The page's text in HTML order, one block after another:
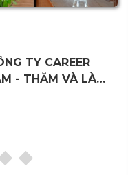
TY CAREER
- THĂM VÀ LÀM
ĐẲNG, ĐẠI HỌC